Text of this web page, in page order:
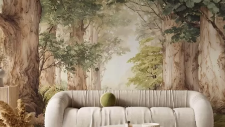
Standard
125007500Ft/m²
Prémium
158339499Ft/m²
Prémium vinil
18208 10925 Ft/m²